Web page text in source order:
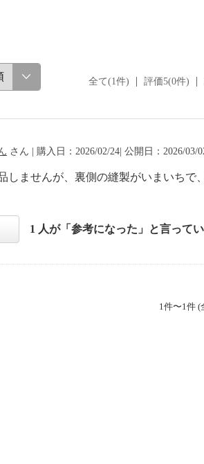
全て(1件) 評価5(0件)
さん | 購入日：2026/02/24| 公開日：2026/03/
しませんが、裏側の縫製がいまいち
1 人が「参考になった」と言って
1件〜1件 (